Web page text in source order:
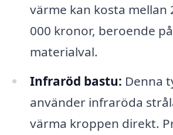
värme kan kosta mellan
000 kronor, beroende
materialval.
Infraröd bastu: Denna
använder infraröda
värma kroppen direkt.